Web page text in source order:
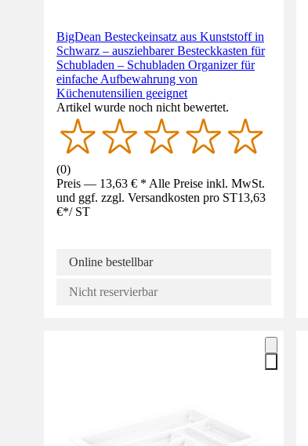
BigDean Besteckeinsatz aus Kunststoff in
Schwarz – ausziehbarer Besteckkasten für
Schubladen – Schubladen Organizer für
einfache Aufbewahrung von
Küchenutensilien geeignet
Artikel wurde noch nicht bewertet.
(0)
Preis — 13,63 € * Alle Preise inkl. MwSt.
und ggf. zzgl. Versandkosten pro ST13,63
€*/ ST
Online bestellbar
Nicht reservierbar